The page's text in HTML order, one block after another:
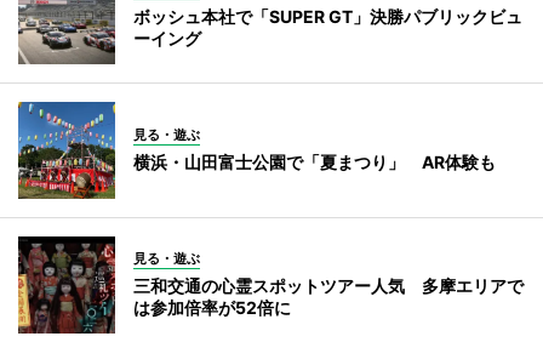
ボッシュ本社で「SUPER GT」決勝パブリックビュ
ーイング
見る・遊ぶ
横浜・山田富士公園で「夏まつり」 AR体験も
見る・遊ぶ
三和交通の心霊スポットツアー人気 多摩エリアで
は参加倍率が52倍に